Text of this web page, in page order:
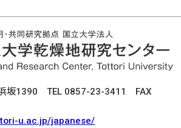
坂1390 TEL 0857-23-3411 FAX
u.ac.jp/japanese/